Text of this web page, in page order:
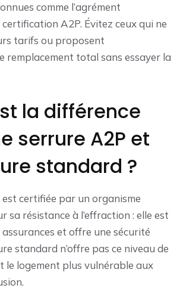
comme l’agrément
A2P. Évitez ceux qui ne
tarifs ou proposent
remplacement total sans essayer la
la différence
serrure A2P et
standard ?
certifiée par un organisme
sa résistance à l’effraction : elle est
et offre une sécurité
standard n’offre pas ce niveau de
le logement plus vulnérable aux